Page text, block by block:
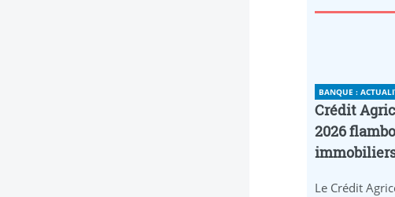
BANQUE :
Crédit
2026
Le Crédit